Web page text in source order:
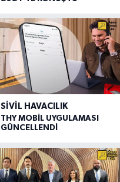
SIVIL HAVACILIK
THY MOBİL UYGULAMASI
GÜNCELLENDİ